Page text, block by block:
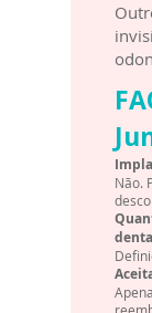
Não.